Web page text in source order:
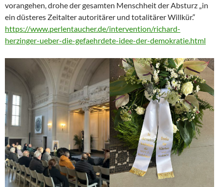
vorangehen, drohe der gesamten Menschheit der Absturz „in
ein düsteres Zeitalter autoritärer und totalitärer Willkür.“
https://www.perlentaucher.de/intervention/richard-
herzinger-ueber-die-gefaehrdete-idee-der-demokratie.html